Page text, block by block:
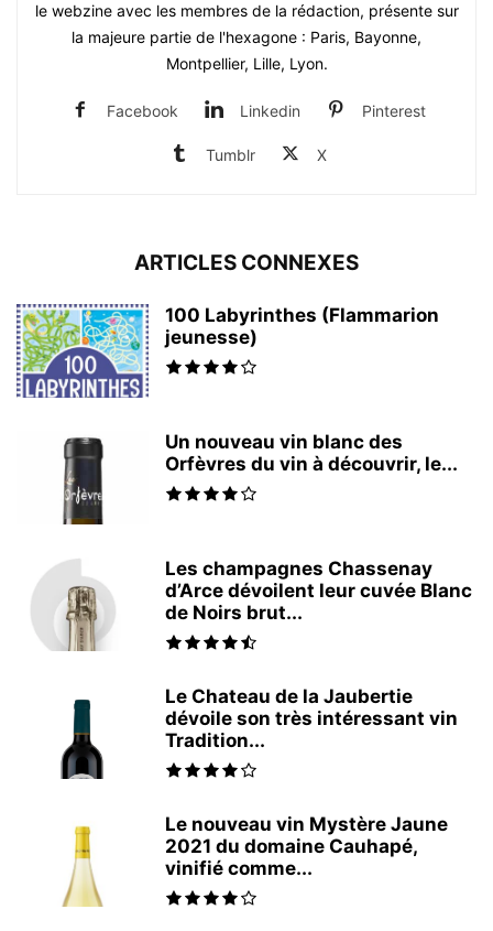
le webzine avec les membres de la rédaction, présente sur
la majeure partie de l'hexagone : Paris, Bayonne,
Montpellier, Lille, Lyon.
Facebook Linkedin Pinterest
Tumblr X
ARTICLES CONNEXES
100 Labyrinthes (Flammarion
jeunesse)
Un nouveau vin blanc des
Orfèvres du vin à découvrir, le...
Les champagnes Chassenay
d’Arce dévoilent leur cuvée Blanc
de Noirs brut...
Le Chateau de la Jaubertie
dévoile son très intéressant vin
Tradition...
Le nouveau vin Mystère Jaune
2021 du domaine Cauhapé,
vinifié comme...